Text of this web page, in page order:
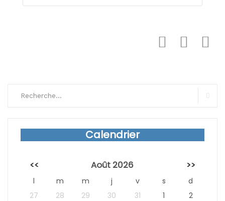
Calendrier
<< Août 2026 >>
l m m j v s
d
27
28 29 30 31 1
2